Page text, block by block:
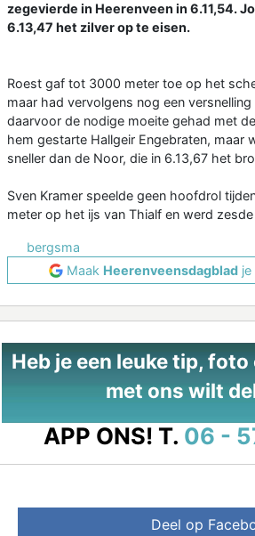
zegevierde in Heerenveen in 6.11,54.
6.13,47 het zilver op te eisen.
Roest gaf tot 3000 meter toe op het
maar had vervolgens nog een
daarvoor de nodige moeite gehad met
hem gestarte Hallgeir Engebraten, maar
sneller dan de Noor, die in 6.13,67 het
Sven Kramer speelde geen hoofdrol
meter op het ijs van Thialf en werd zesde
bergsma
Maak Heerenveensdagbladje
Heb je een leuke tip,
met ons wilt
APP ONS! T. 06 -
Deel op